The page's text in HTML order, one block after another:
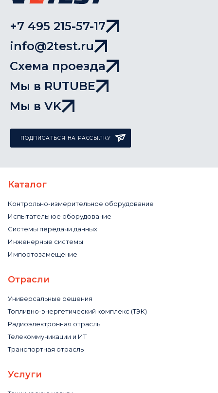
+7 495 215-57-17
info@2test.ru
Схема проезда
Мы в RUTUBE
Мы в VK
ПОДПИСАТЬСЯ НА РАССЫЛКУ
Каталог
Контрольно-измерительное оборудование
Испытательное оборудование
Системы передачи данных
Инженерные системы
Импортозамещение
Отрасли
Универсальные решения
Топливно-энергетический комплекс (ТЭК)
Радиоэлектронная отрасль
Телекоммуникации и ИТ
Транспортная отрасль
Услуги